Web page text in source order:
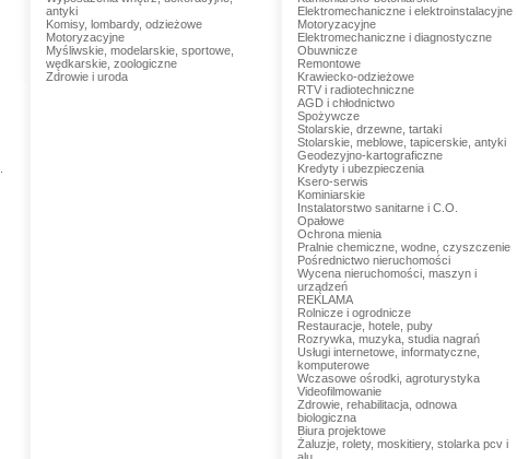
antyki
Komisy, lombardy, odzieżowe
Motoryzacyjne
Myśliwskie, modelarskie, sportowe,
wędkarskie, zoologiczne
Zdrowie i uroda
Elektromechaniczne i elektroinstalacyjne
Motoryzacyjne
Elektromechaniczne i diagnostyczne
Obuwnicze
Remontowe
Krawiecko-odzieżowe
RTV i radiotechniczne
AGD i chłodnictwo
Spożywcze
Stolarskie, drzewne, tartaki
Stolarskie, meblowe, tapicerskie, antyki
Geodezyjno-kartograficzne
Kredyty i ubezpieczenia
Ksero-serwis
Kominiarskie
Instalatorstwo sanitarne i C.O.
Opałowe
Ochrona mienia
Pralnie chemiczne, wodne, czyszczenie
Pośrednictwo nieruchomości
Wycena nieruchomości, maszyn i
urządzeń
REKLAMA
Rolnicze i ogrodnicze
Restauracje, hotele, puby
Rozrywka, muzyka, studia nagrań
Usługi internetowe, informatyczne,
komputerowe
Wczasowe ośrodki, agroturystyka
Videofilmowanie
Zdrowie, rehabilitacja, odnowa
biologiczna
Biura projektowe
Żaluzje, rolety, moskitiery, stolarka pcv i